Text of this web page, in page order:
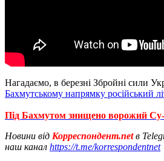
Нагадаємо, в березні Збройні сили
Бахмутському напрямку російський
Під Бахмутом знищено ворожий
Новини від Корреспондент.netв
наш канал https://t.me/korrespondentnet